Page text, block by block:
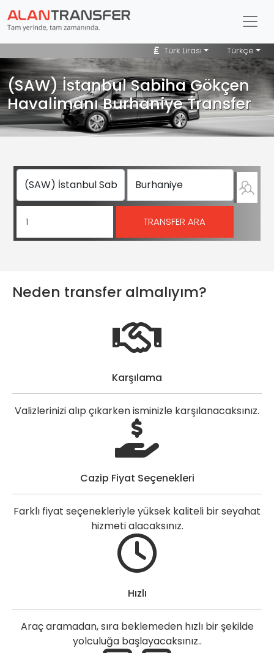
Türk Lirası Türkçe
(SAW) İstanbul Sabiha Gökçen
Havalimanı Burhaniye Transfer
Neden transfer almalıyım?
Karşılama
Valizlerinizi alıp çıkarken isminizle karşılanacaksınız.
Cazip Fiyat Seçenekleri
Farklı fiyat seçenekleriyle yüksek kaliteli bir seyahat
hizmeti alacaksınız.
Hızlı
Araç aramadan, sıra beklemeden hızlı bir şekilde
yolculuğa başlayacaksınız..